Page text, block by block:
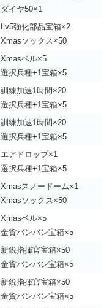
ダイヤ50×1
Lv5強化部品宝箱×2
Xmasソックス×50
Xmasベル×5
選択兵種+1宝箱×5
訓練加速1時間×20
選択兵種+1宝箱×5
訓練加速1時間×20
選択兵種+1宝箱×5
エアドロップ×1
選択兵種+1宝箱×5
Xmasスノードーム×1
Xmasソックス×50
Xmasベル×5
金貨バンバン宝箱×5
新鋭指揮官宝箱×50
金貨バンバン宝箱×5
新鋭指揮官宝箱×50
金貨バンバン宝箱×5